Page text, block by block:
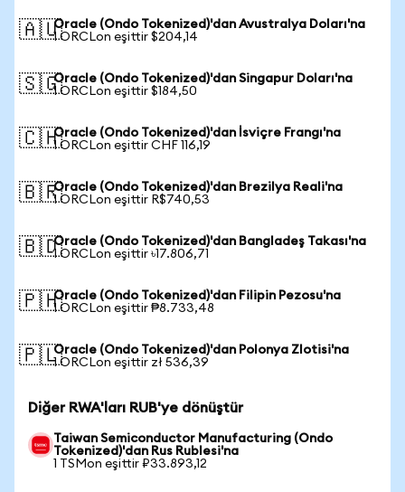
🇦🇺Oracle (Ondo Tokenized)'dan Avustralya Doları'na
1 ORCLon eşittir $204,14
🇸🇬Oracle (Ondo Tokenized)'dan Singapur Doları'na
1 ORCLon eşittir $184,50
🇨🇭Oracle (Ondo Tokenized)'dan İsviçre Frangı'na
1 ORCLon eşittir CHF 116,19
🇧🇷Oracle (Ondo Tokenized)'dan Brezilya Reali'na
1 ORCLon eşittir R$740,53
🇧🇩Oracle (Ondo Tokenized)'dan Bangladeş Takası'na
1 ORCLon eşittir ৳17.806,71
🇵🇭Oracle (Ondo Tokenized)'dan Filipin Pezosu'na
1 ORCLon eşittir ₱8.733,48
🇵🇱Oracle (Ondo Tokenized)'dan Polonya Zlotisi'na
1 ORCLon eşittir zł 536,39
Diğer RWA'ları RUB'ye dönüştür
Taiwan Semiconductor Manufacturing (Ondo
Tokenized)'dan Rus Rublesi'na
1 TSMon eşittir ₽33.893,12